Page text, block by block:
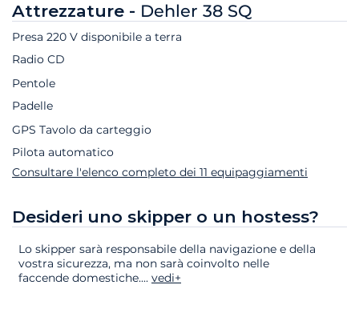
Attrezzature - Dehler 38 SQ
Presa 220 V disponibile a terra
Radio CD
Pentole
Padelle
GPS Tavolo da carteggio
Pilota automatico
Consultare l'elenco completo dei 11 equipaggiamenti
Desideri uno skipper o un hostess?
Lo skipper sarà responsabile della navigazione e della
vostra sicurezza, ma non sarà coinvolto nelle
faccende domestiche.... vedi+